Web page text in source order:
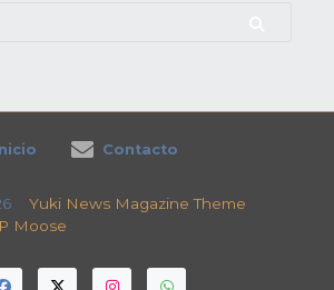
Contacto
Yuki News Magazine Theme
Moose